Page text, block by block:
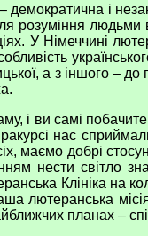
і
розуміння
У Німеччині
а з іншого –
ви самі побачите,
нас
маємо добрі
нести світло
Клініка на
лютеранська
планах –